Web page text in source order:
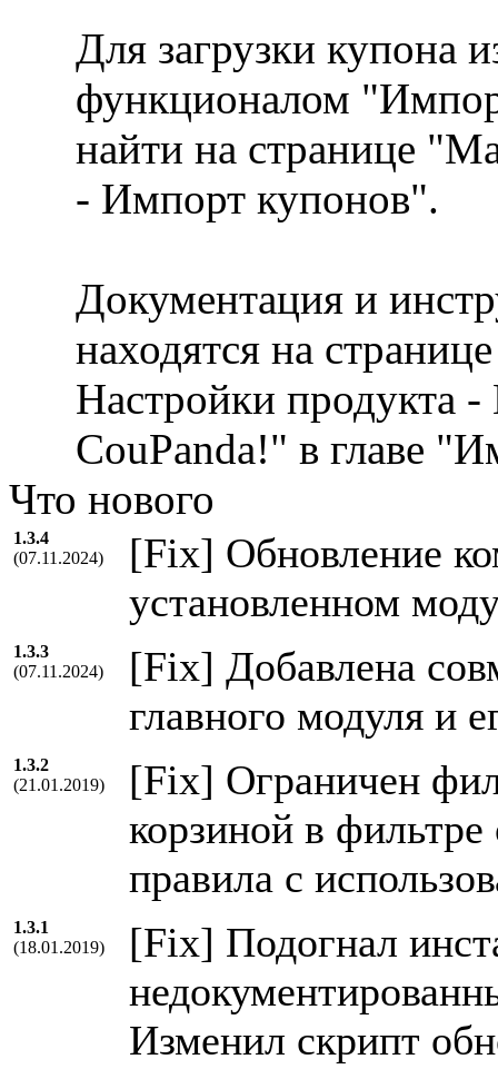
Для загрузки купона
функционалом
найти на странице
- Импорт купонов".
Документация и
находятся на
Настройки продукта
CouPanda!" в главе
Что нового
1.3.4
(07.11.2024)
[Fix] Обновление
установленном
1.3.3
(07.11.2024)
[Fix] Добавлена
главного модуля и
1.3.2
(21.01.2019)
[Fix] Ограничен
корзиной в фильтре
правила с
1.3.1
(18.01.2019)
[Fix] Подогнал
Изменил скрипт